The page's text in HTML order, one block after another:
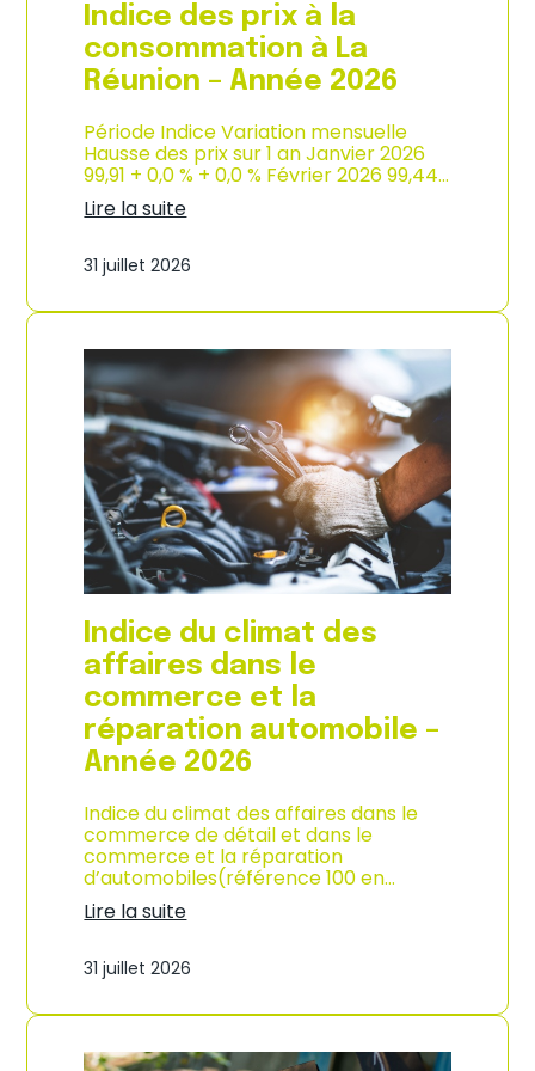
2
0
2
6
Indice des prix à la
consommation à La
Réunion – Année 2026
Période Indice Variation mensuelle
Hausse des prix sur 1 an Janvier 2026
99,91 + 0,0 % + 0,0 % Février 2026 99,44…
Lire la suite
n
i
e
e
s
p
r
i
x
à
l
a
c
o
n
s
o
m
m
a
t
o
n
à
L
R
u
n
o
n
31 juillet 2026
Indice du climat des
affaires dans le
commerce et la
réparation automobile –
Année 2026
Indice du climat des affaires dans le
commerce de détail et dans le
commerce et la réparation
d’automobiles(référence 100 en…
Lire la suite
n
i
e
31 juillet 2026